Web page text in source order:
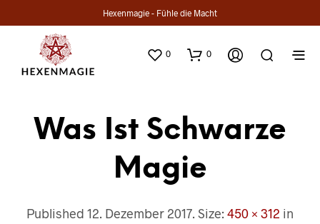
Hexenmagie - Fühle die Macht
0 0
Was Ist Schwarze
Magie
Published 12. Dezember 2017. Size: 450 × 312 in